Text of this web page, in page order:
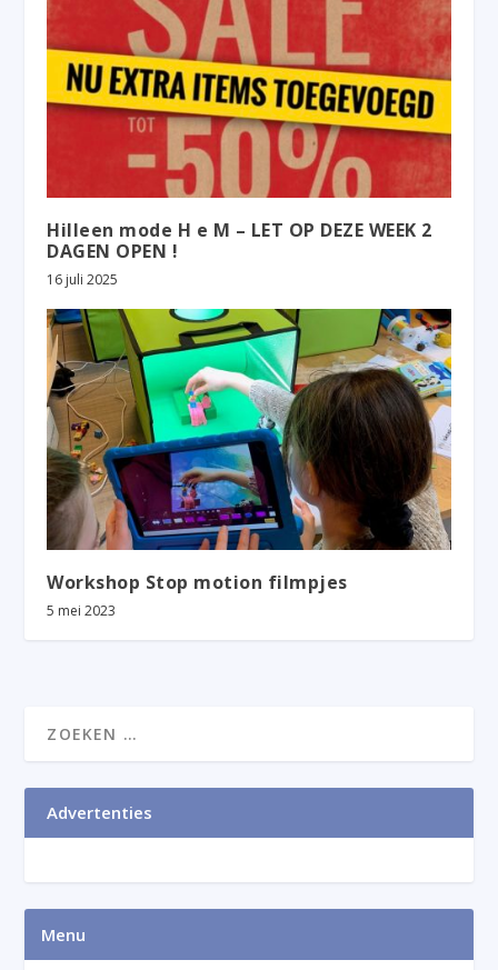
Hilleen mode H e M – LET OP DEZE WEEK 2
DAGEN OPEN !
16 juli 2025
Workshop Stop motion filmpjes
5 mei 2023
Advertenties
Menu